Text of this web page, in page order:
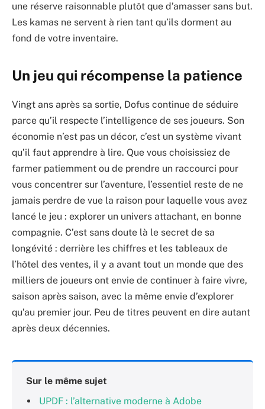
une réserve raisonnable plutôt que d’amasser sans but.
Les kamas ne servent à rien tant qu’ils dorment au
fond de votre inventaire.
Un jeu qui récompense la patience
Vingt ans après sa sortie, Dofus continue de séduire
parce qu’il respecte l’intelligence de ses joueurs. Son
économie n’est pas un décor, c’est un système vivant
qu’il faut apprendre à lire. Que vous choisissiez de
farmer patiemment ou de prendre un raccourci pour
vous concentrer sur l’aventure, l’essentiel reste de ne
jamais perdre de vue la raison pour laquelle vous avez
lancé le jeu : explorer un univers attachant, en bonne
compagnie. C’est sans doute là le secret de sa
longévité : derrière les chiffres et les tableaux de
l’hôtel des ventes, il y a avant tout un monde que des
milliers de joueurs ont envie de continuer à faire vivre,
saison après saison, avec la même envie d’explorer
qu’au premier jour. Peu de titres peuvent en dire autant
après deux décennies.
Sur le même sujet
UPDF : l’alternative moderne à Adobe